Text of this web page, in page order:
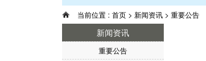
当前位置 : 首页 > 新闻资讯 > 重要公告
新闻资讯
重要公告